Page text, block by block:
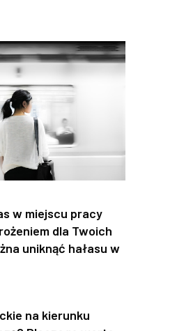
w miejscu pracy
dla Twoich
uniknąć hałasu w
na kierunku